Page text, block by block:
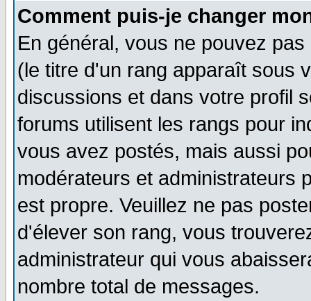
Comment puis-je changer
En général, vous ne pouvez
(le titre d'un rang apparaît sous
discussions et dans votre profil
forums utilisent les rangs pour
vous avez postés, mais aussi
modérateurs et administrateurs
est propre. Veuillez ne pas
d'élever son rang, vous
administrateur qui vous
nombre total de messages.